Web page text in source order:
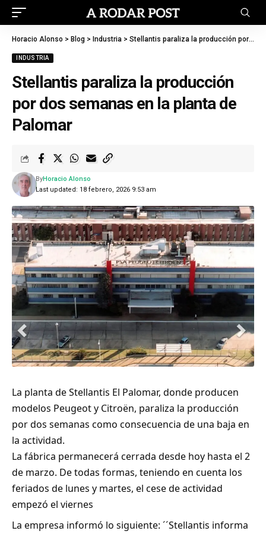
Horacio Alonso > Blog > Industria > Stellantis paraliza la producción por dos semanas en la planta de Palomar
INDUSTRIA
Stellantis paraliza la producción
por dos semanas en la planta de
Palomar
Last updated: 18 febrero, 2026 9:53 am
ByHoracio Alonso
La planta de Stellantis El Palomar, donde producen
modelos Peugeot y Citroën, paraliza la producción
por dos semanas como consecuencia de una baja en
la actividad.
La fábrica permanecerá cerrada desde hoy hasta el 2
de marzo. De todas formas, teniendo en cuenta los
feriados de lunes y martes, el cese de actividad
empezó el viernes
La empresa informó lo siguiente: ´´Stellantis informa